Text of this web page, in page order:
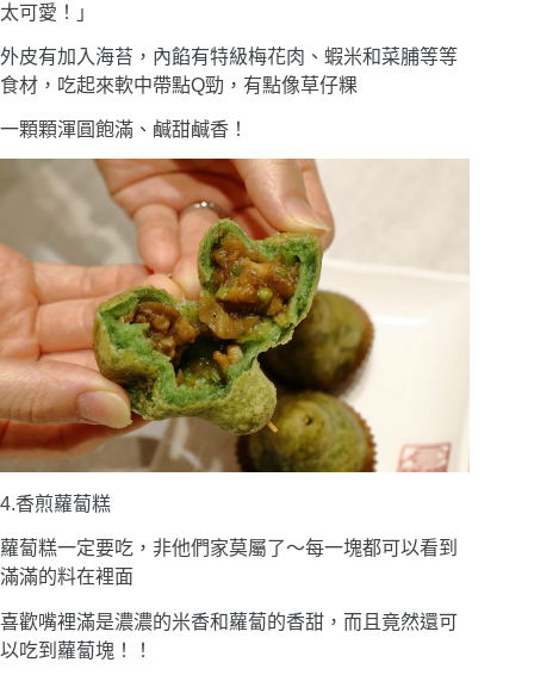
太可愛！」
外皮有加入海苔，內餡有特級梅花肉、蝦米和菜脯等等
食材，吃起來軟中帶點Q勁，有點像草仔粿
一顆顆渾圓飽滿、鹹甜鹹香！
4.香煎蘿蔔糕
蘿蔔糕一定要吃，非他們家莫屬了〜每一塊都可以看到
滿滿的料在裡面
喜歡嘴裡滿是濃濃的米香和蘿蔔的香甜，而且竟然還可
以吃到蘿蔔塊！！